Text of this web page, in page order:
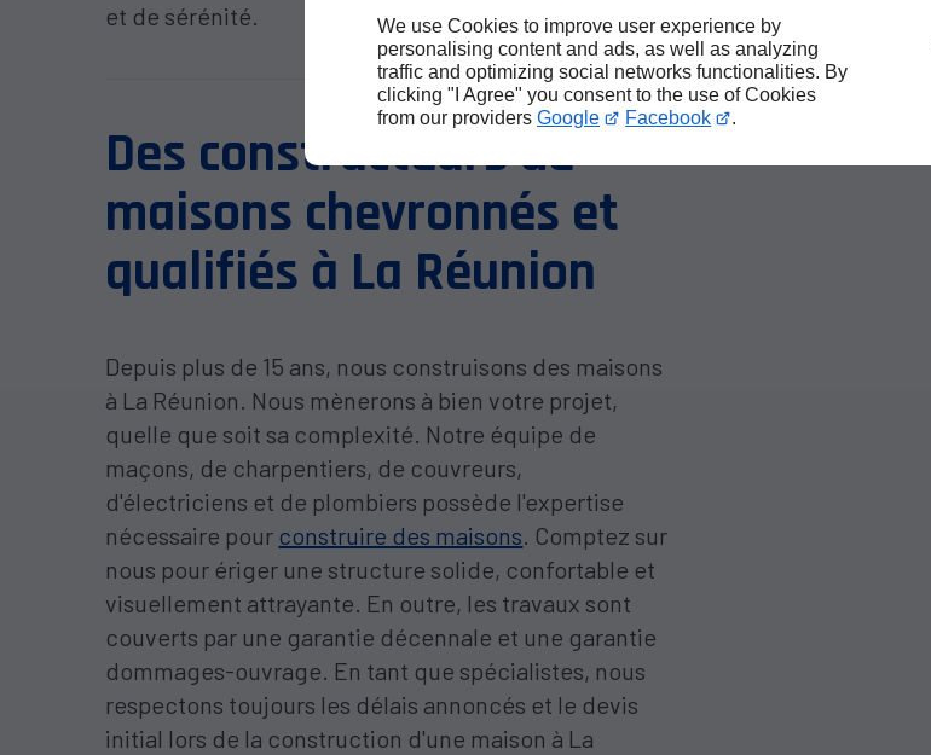
We use Cookies to improve user experience by
personalising content and ads, as well as analyzing
traffic and optimizing social networks functionalities. By
clicking "I Agree" you consent to the use of Cookies
from our providers Google Facebook .
et de sérénité.
Des constructeurs de
maisons chevronnés et
qualifiés à La Réunion
Depuis plus de 15 ans, nous construisons des maisons
à La Réunion. Nous mènerons à bien votre projet,
quelle que soit sa complexité. Notre équipe de
maçons, de charpentiers, de couvreurs,
d'électriciens et de plombiers possède l'expertise
nécessaire pour construire des maisons . Comptez sur
nous pour ériger une structure solide, confortable et
visuellement attrayante. En outre, les travaux sont
couverts par une garantie décennale et une garantie
dommages-ouvrage. En tant que spécialistes, nous
respectons toujours les délais annoncés et le devis
initial lors de la construction d'une maison à La